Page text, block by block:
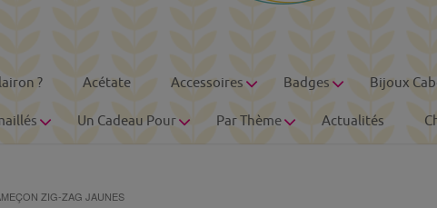
? Acétate Accessoires Badges Bijoux
Un Cadeau Pour Par Thème Actualités
ZIG-ZAG JAUNES